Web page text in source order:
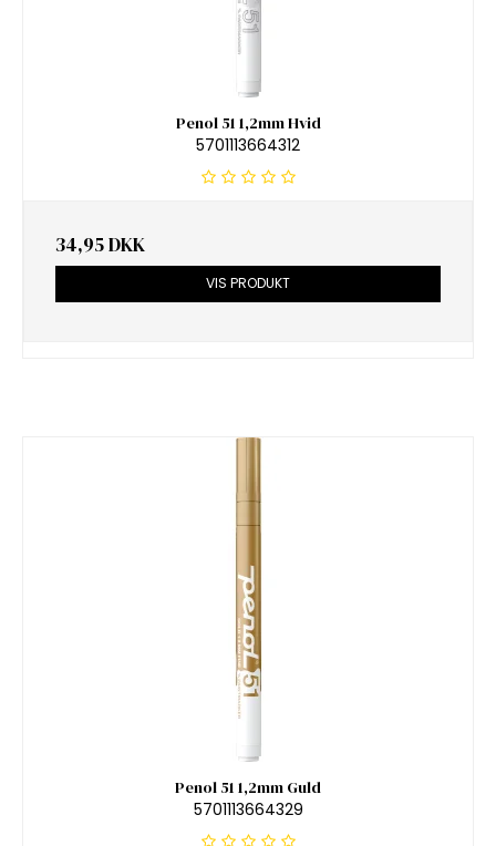
Penol 51 1,2mm Hvid
5701113664312
34,95 DKK
VIS PRODUKT
Penol 51 1,2mm Guld
5701113664329